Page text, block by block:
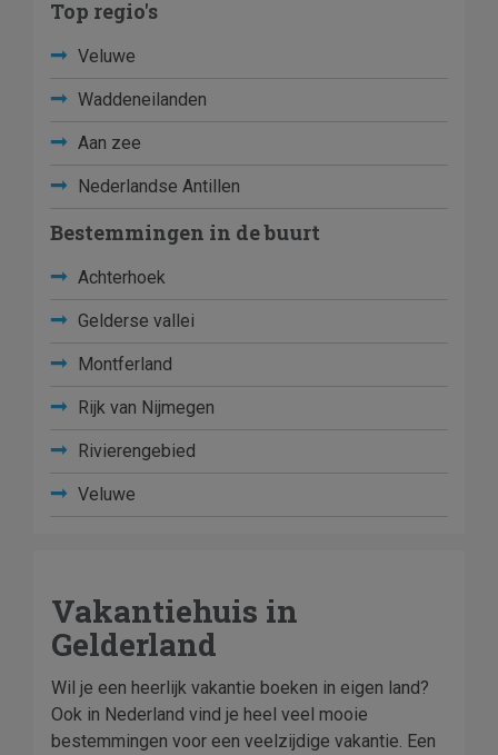
Top regio's
Veluwe
Waddeneilanden
Aan zee
Nederlandse Antillen
Bestemmingen in de buurt
Achterhoek
Gelderse vallei
Montferland
Rijk van Nijmegen
Rivierengebied
Veluwe
Vakantiehuis in
Gelderland
Wil je een heerlijk vakantie boeken in eigen land?
Ook in Nederland vind je heel veel mooie
bestemmingen voor een veelzijdige vakantie. Een